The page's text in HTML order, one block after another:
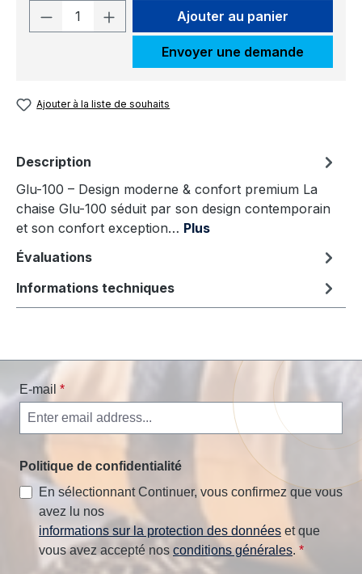
Quantité de produit : Entrez la
Ajouter au panier
Envoyer une demande
Ajouter à la liste de souhaits
Description
Glu-100 – Design moderne & confort premium La
chaise Glu-100 séduit par son design contemporain
et son confort exception… Plus
Évaluations
Informations techniques
E-mail *
Politique de confidentialité
En sélectionnant Continuer, vous confirmez que vous
avez lu nos
informations sur la protection des données et que
vous avez accepté nos conditions générales. *